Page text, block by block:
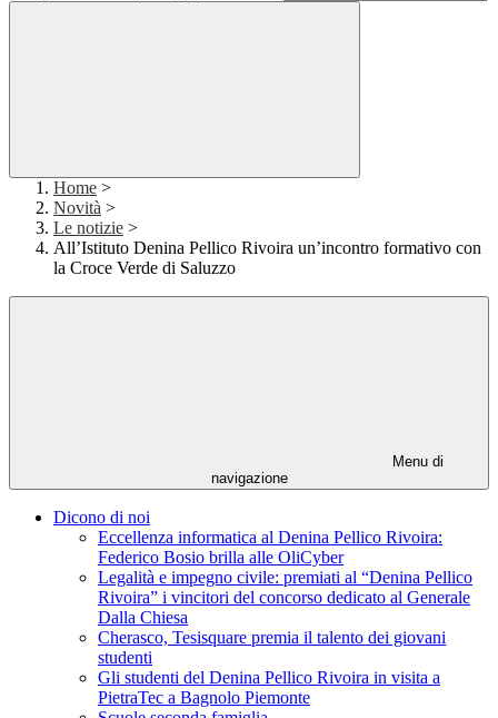
Home >
Novità >
Le notizie >
All’Istituto Denina Pellico Rivoira un’incontro formativo con
la Croce Verde di Saluzzo
Menu di
navigazione
Dicono di noi
Eccellenza informatica al Denina Pellico Rivoira:
Federico Bosio brilla alle OliCyber
Legalità e impegno civile: premiati al “Denina Pellico
Rivoira” i vincitori del concorso dedicato al Generale
Dalla Chiesa
Cherasco, Tesisquare premia il talento dei giovani
studenti
Gli studenti del Denina Pellico Rivoira in visita a
PietraTec a Bagnolo Piemonte